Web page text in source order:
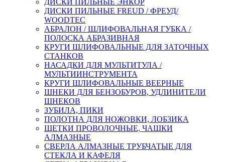
ДИСКИ ПИЛЬНЫЕ FREUD / ФРЕУД/
WOODTEC
АБРАЛОН / ШЛИФОВАЛЬНАЯ ГУБКА /
ПОЛОСКА АБРАЗИВНАЯ
КРУГИ ШЛИФОВАЛЬНЫЕ ДЛЯ ЗАТОЧНЫХ
СТАНКОВ
НАСАДКИ ДЛЯ МУЛЬТИТУЛА /
МУЛЬТИИНСТРУМЕНТА
КРУГИ ШЛИФОВАЛЬНЫЕ ВЕЕРНЫЕ
ШНЕКИ ДЛЯ БЕНЗОБУРОВ, УДЛИНИТЕЛИ
ШНЕКОВ
ЗУБИЛА, ПИКИ
ПОЛОТНА ДЛЯ НОЖОВКИ, ЛОБЗИКА
ЩЕТКИ ПРОВОЛОЧНЫЕ, ЧАШКИ
АЛМАЗНЫЕ
СВЕРЛА АЛМАЗНЫЕ ТРУБЧАТЫЕ ДЛЯ
СТЕКЛА И КАФЕЛЯ